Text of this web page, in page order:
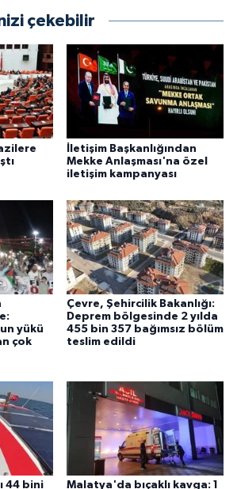
çekebilir
İletişim Başkanlığından
Mekke Anlaşması'na özel
iletişim kampanyası
yükü
çok
Çevre, Şehircilik Bakanlığı:
Deprem bölgesinde 2 yılda
455 bin 357 bağımsız bölüm
teslim edildi
44 bini Malatya'da bıçaklı kavga: 1